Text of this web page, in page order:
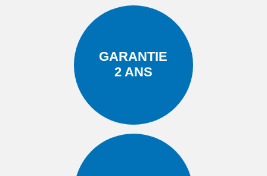
GARANTIE
2 ANS